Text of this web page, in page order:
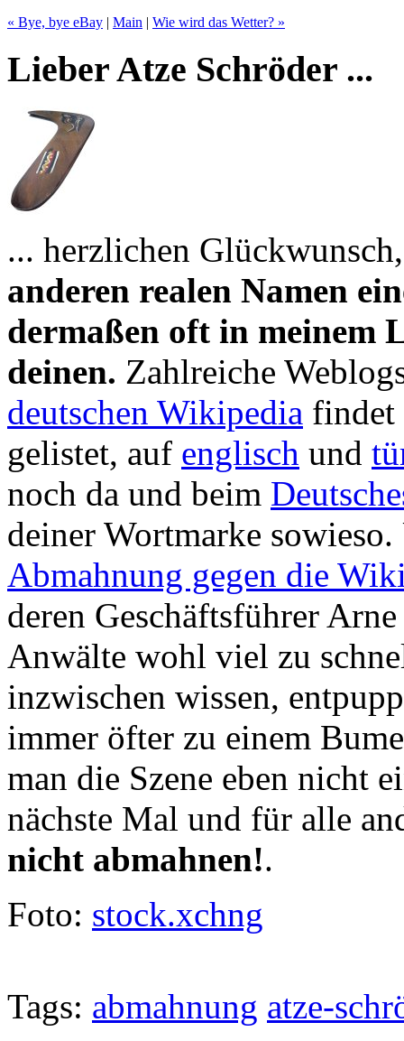
« Bye, bye eBay | Main | Wie wird das Wetter? »
Lieber Atze Schröder ...
... herzlichen
anderen realen Namen
dermaßen oft in meinem
deinen. Zahlreiche
deutschen Wikipedia findet
gelistet, auf englisch und
noch da und beim
deiner Wortmarke
Abmahnung gegen die
deren Geschäftsführer
Anwälte wohl viel zu
inzwischen wissen,
immer öfter zu einem
man die Szene eben nicht
nächste Mal und für alle
nicht abmahnen!.
Foto: stock.xchng
Tags: abmahnung atze-